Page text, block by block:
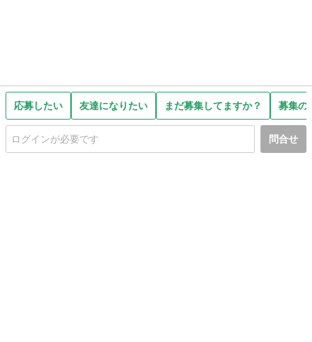
応募したい 友達になりたい まだ募集してますか？ 募集の
問合せ